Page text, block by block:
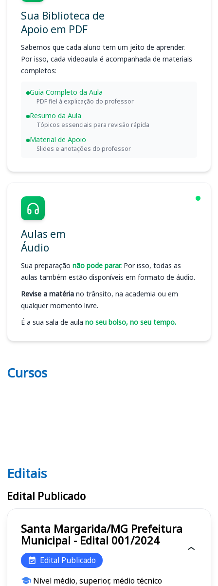
Sua Biblioteca de
Apoio em PDF
Sabemos que cada aluno tem um jeito de aprender.
Por isso, cada videoaula é acompanhada de materiais
completos:
Guia Completo da Aula
PDF fiel à explicação do professor
Resumo da Aula
Tópicos essenciais para revisão rápida
Material de Apoio
Slides e anotações do professor
Aulas em
Áudio
Sua preparação não pode parar. Por isso, todas as
aulas também estão disponíveis em formato de áudio.
Revise a matéria no trânsito, na academia ou em
qualquer momento livre.
É a sua sala de aula no seu bolso, no seu tempo.
Cursos
Editais
Editais
Edital Publicado
Santa Margarida/MG Prefeitura
Municipal - Edital 001/2024
Edital Publicado
Nível médio, superior, médio técnico